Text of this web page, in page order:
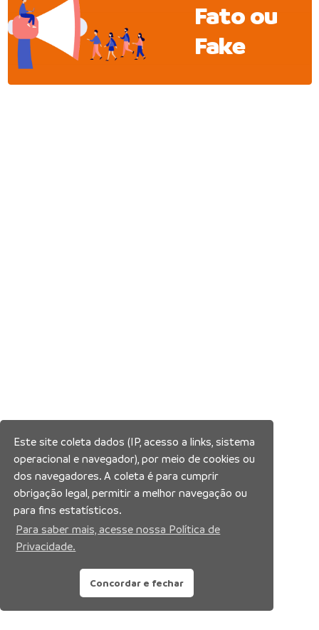
Fato ou
Fake
Este site coleta dados (IP, acesso a links, sistema
operacional e navegador), por meio de cookies ou
dos navegadores. A coleta é para cumprir
obrigação legal, permitir a melhor navegação ou
para fins estatísticos.
Para saber mais, acesse nossa Política de
Privacidade.
Concordar e fechar